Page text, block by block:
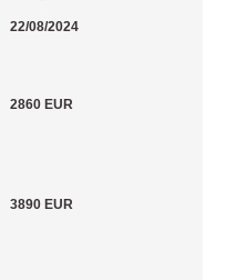
22/08/2024
2860 EUR
3890 EUR